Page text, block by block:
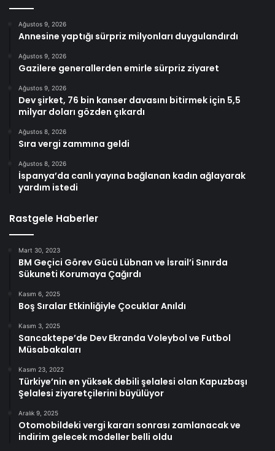
Ağustos 9, 2026
Annesine yaptığı sürpriz milyonları duygulandırdı
Ağustos 9, 2026
Gazilere generallerden emirle sürpriz ziyaret
Ağustos 9, 2026
Dev şirket, 76 bin kanser davasını bitirmek için 5,5
milyar doları gözden çıkardı
Ağustos 8, 2026
Sıra vergi zammına geldi
Ağustos 8, 2026
İspanya’da canlı yayına bağlanan kadın ağlayarak
yardım istedi
Rastgele Haberler
Mart 30, 2023
BM Geçici Görev Gücü Lübnan ve İsrail’i Sınırda
Sükuneti Korumaya Çağırdı
Kasım 6, 2025
Boş Sıralar Etkinliğiyle Çocuklar Anıldı
Kasım 3, 2025
Sancaktepe’de Dev Ekranda Voleybol ve Futbol
Müsabakaları
Kasım 23, 2022
Türkiye’nin en yüksek debili şelalesi olan Kapuzbaşı
Şelalesi ziyaretçilerini büyülüyor
Aralık 9, 2025
Otomobildeki vergi kararı sonrası zamlanacak ve
indirim gelecek modeller belli oldu